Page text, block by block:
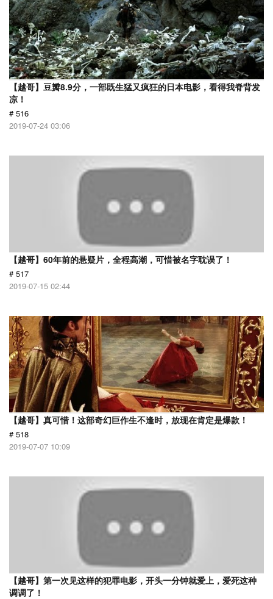
【越哥】豆瓣8.9分，一部既生猛又疯狂的日本电影，看得我脊背发
凉！
# 516
2019-07-24 03:06
【越哥】60年前的悬疑片，全程高潮，可惜被名字耽误了！
# 517
2019-07-15 02:44
【越哥】真可惜！这部奇幻巨作生不逢时，放现在肯定是爆款！
# 518
2019-07-07 10:09
【越哥】第一次见这样的犯罪电影，开头一分钟就爱上，爱死这种
调调了！